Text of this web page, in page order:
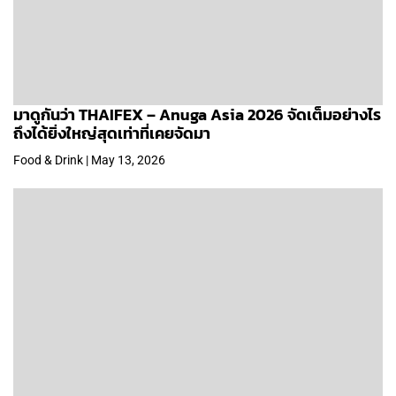
มาดูกันว่า THAIFEX – Anuga Asia 2026 จัดเต็มอย่างไร
ถึงได้ยิ่งใหญ่สุดเท่าที่เคยจัดมา
Food & Drink | May 13, 2026